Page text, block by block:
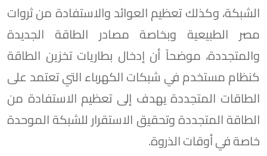
الشبكة، وكذلك تعظيم العوائد والاستفادة من ثروات
مصر الطبيعية وبخاصة مصادر الطاقة الجديدة
والمتجددة، موضحاً أن إدخال بطاريات تخزين الطاقة
كنظام مستخدم في شبكات الكهرباء التي تعتمد على
الطاقات المتجددة يهدف إلى تعظيم الاستفادة من
الطاقة المتجددة وتحقيق الاستقرار للشبكة الموحدة
خاصة في أوقات الذروة.